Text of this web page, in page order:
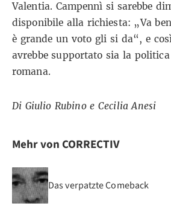
Valentia. Campennì si sarebbe
disponibile alla richiesta: „Va
è grande un voto gli si da“, e
avrebbe supportato sia la
romana.
Di Giulio Rubino e Cecilia Anesi
Mehr von CORRECTIV
Das verpatzte Comeback